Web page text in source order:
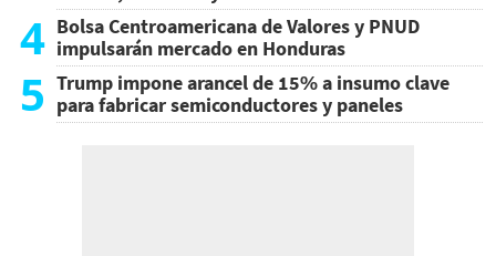
4 Bolsa Centroamericana de Valores y PNUD
impulsarán mercado en Honduras
5 Trump impone arancel de 15% a insumo clave
para fabricar semiconductores y paneles